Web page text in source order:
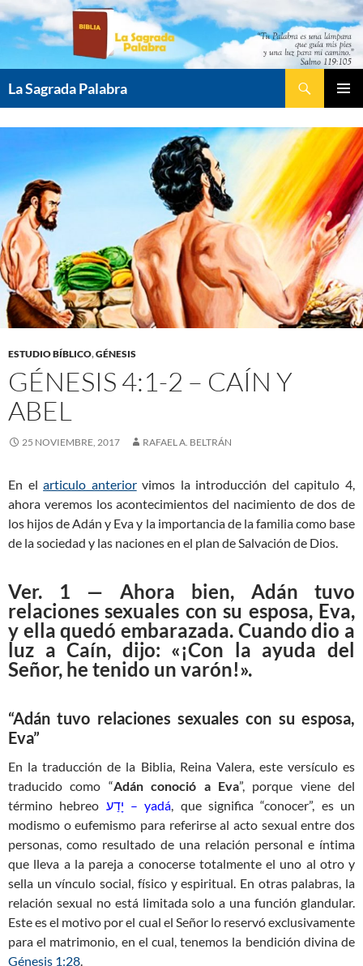
Saltar
contenido
La Sagrada Palabra
ESTUDIO BÍBLICO,GÉNESIS
GÉNESIS 4:1-2 – CAÍN Y
ABEL
25 NOVIEMBRE, 2017 RAFAEL A. BELTRÁN
En elarticulo anteriorvimos la introducción del capitulo 4,
ahora veremos los acontecimientos del nacimiento de dos de
los hijos de Adán y Eva y la importancia de la familia como base
de la sociedad y las naciones en el plan de Salvación de Dios.
Ver. 1 — Ahora bien, Adán tuvo
relaciones sexuales con su esposa, Eva,
y ella quedó embarazada. Cuando dio a
luz a Caín, dijo: «¡Con la ayuda del
Señor, he tenido un varón!».
“Adán tuvo relaciones sexuales con su esposa,
Eva”
En la traducción de la Biblia, Reina Valera, este versículo es
traducido como “Adán conoció a Eva”, porque viene del
término hebreo
יָדַע – yadá, que significa “conocer”, es un
modismo o eufemismo para referirse al acto sexual entre dos
personas, como resultado de una relación personal e íntima
que lleva a la pareja a conocerse totalmente el uno al otro y
sella un vínculo social, físico y espiritual. En otras palabras, la
relación sexual no está limitada solo a una función glandular.
Este es el motivo por el cual el Señor lo reservó exclusivamente
para el matrimonio, en el cual, tenemos la bendición divina de
Génesis 1:28.